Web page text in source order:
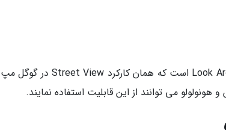
از دیگر ویژگی های گوگل مپ که روانه اپل مپ شده، قابلیت Look Around است که همان کارکرد Street View در گوگل مپ
هونولولو می توانند از این قابلیت استفاده نمایند.